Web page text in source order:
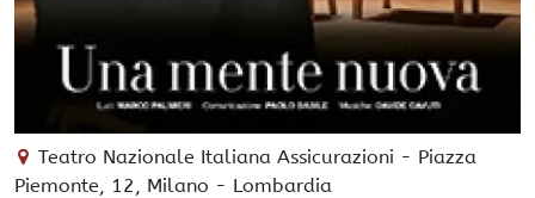
Teatro Nazionale Italiana Assicurazioni - Piazza
Piemonte, 12, Milano - Lombardia